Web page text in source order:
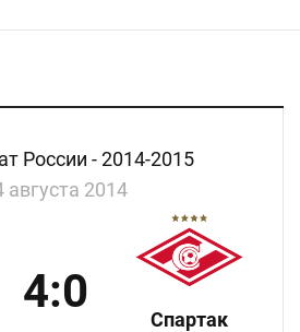
России - 2014-2015
августа 2014
4:0
Спартак